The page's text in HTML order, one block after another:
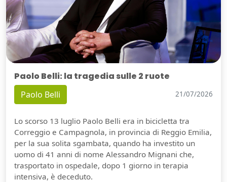
Paolo Belli: la tragedia sulle 2 ruote
Paolo Belli 21/07/2026
Lo scorso 13 luglio Paolo Belli era in bicicletta tra
Correggio e Campagnola, in provincia di Reggio Emilia,
per la sua solita sgambata, quando ha investito un
uomo di 41 anni di nome Alessandro Mignani che,
trasportato in ospedale, dopo 1 giorno in terapia
intensiva, è deceduto.